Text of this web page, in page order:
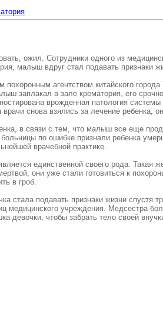
ожил. Сотрудники одного из
малыш вдруг стал подавать признаки
агентством китайского
заплакал в зале крематория, его
врожденная патология
снова взялись за лечение ребенка,
в связи с тем, что малыш все еще
по ошибке признали ребенка
врачебной практике.
единственной своего рода.
они уже стали готовиться к
в гроб.
подавать признаки жизни спустя
учреждения. Медсестра
девочки, чтобы забрать тело своей